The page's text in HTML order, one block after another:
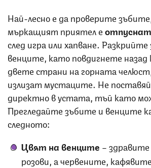
Най-лесно е да проверите
мъркащият приятел еотпуснат
след игра или хапване.
венците, като повдигнете
двете страни на горната
излизат мустаците. Не
директно в устата, тъй като
Прегледайте зъбите и венците
следното:
Цвят на венците – здравите
розови, а червените,